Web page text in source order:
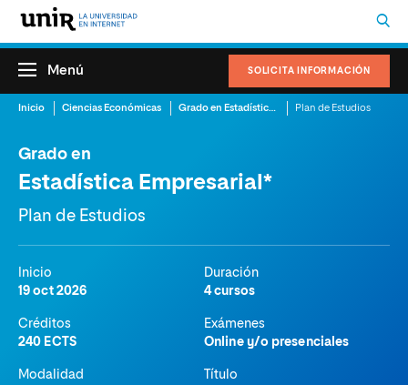
SOLICITA INFORMACIÓN
Menú
Inicio Ciencias Económicas Grado en Estadística Empresarial Plan de Estudios
Grado en
Estadística Empresarial*
Plan de Estudios
Inicio
19 oct 2026
Duración
4 cursos
Créditos
240 ECTS
Exámenes
Online y/o presenciales
Modalidad
Título